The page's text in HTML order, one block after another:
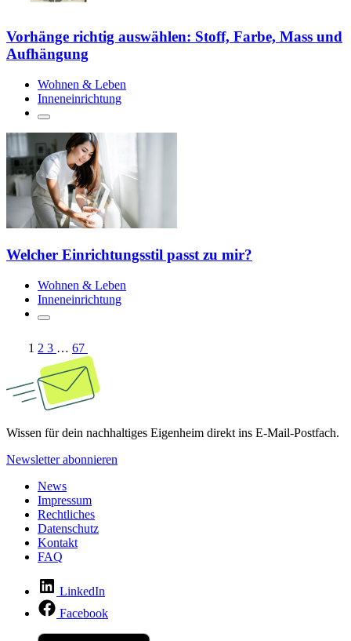
Vorhänge richtig auswählen: Stoff, Farbe, Mass und
Aufhängung
Wohnen & Leben
Inneneinrichtung
Welcher Einrichtungsstil passt zu mir?
Wohnen & Leben
Inneneinrichtung
1 2 3 … 67
Wissen für dein nachhaltiges Eigenheim direkt ins E-Mail-Postfach.
Newsletter abonnieren
News
Impressum
Rechtliches
Datenschutz
Kontakt
FAQ
LinkedIn
Facebook